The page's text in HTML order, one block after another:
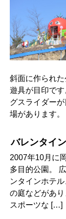
斜面に作られ
遊具が目印で
グスライダー
場があります
バレンタイ
2007年10月に
多目的公園。
ンタインホテ
の庭などがあり
スポーツな […]